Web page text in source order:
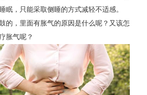
眠，只能采取侧睡的方式减轻不适感。
的，里面有胀气的原因是什么呢？又该怎
胀气呢？